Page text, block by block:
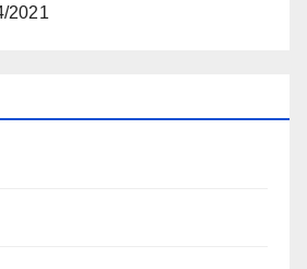
2021